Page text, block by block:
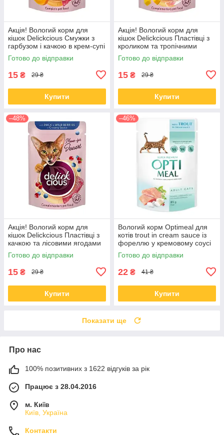
Акція! Вологий корм для
кішок Delickcious Смужки з
гарбузом і качкою в крем-супі
85 гр 12 шт
Готово до відправки
15 ₴ 29 ₴
Купити
Акція! Вологий корм для
кішок Delickcious Пластівці з
кроликом та тропічними
фруктами у вершковому соусі
80 гр 12 шт
Готово до відправки
15 ₴ 29 ₴
Купити
–48%
Акція! Вологий корм для
кішок Delickcious Пластівці з
качкою та лісовими ягодами
у вершковому соусі 80 гр 12
шт
Готово до відправки
15 ₴ 29 ₴
Купити
–46%
Вологий корм Optimeal для
котів trout in cream sauce із
фореллю у кремовому соусі
85 гр * 12 шт
Готово до відправки
22 ₴ 41 ₴
Купити
Показати ще
Про нас
100% позитивних з 1622 відгуків за рік
Працює з 28.04.2016
м. Київ
Київ, Україна
Контакти